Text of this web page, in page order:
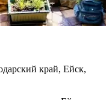
край, Ейск,